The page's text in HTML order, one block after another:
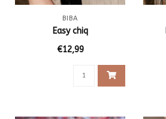
BIBA
Easy chiq
€12,99